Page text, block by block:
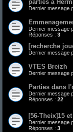
parties à
Dernier message
Dernier message
Réponses : 3
[recherche
Dernier message
VTES Breizh
Dernier message
Parties dans
Dernier message
Réponses : 22
[56-Theix]15
Dernier message
Réponses : 3